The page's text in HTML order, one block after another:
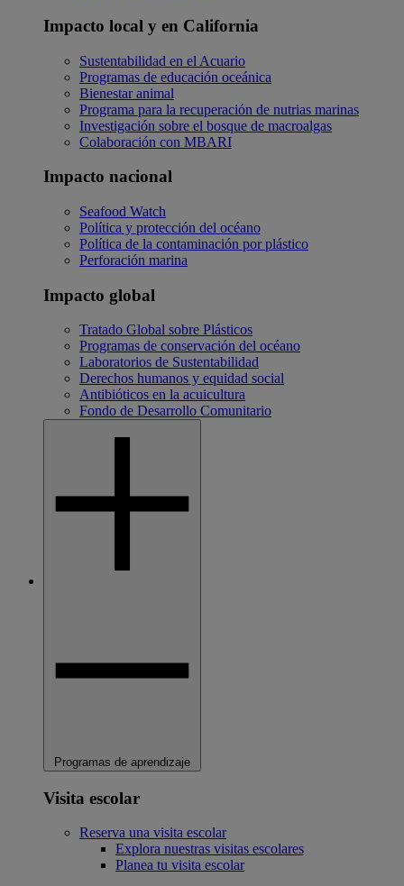
Impacto local y en California
Sustentabilidad en el Acuario
Programas de educación oceánica
Bienestar animal
Programa para la recuperación de nutrias marinas
Investigación sobre el bosque de macroalgas
Colaboración con MBARI
Impacto nacional
Seafood Watch
Política y protección del océano
Política de la contaminación por plástico
Perforación marina
Impacto global
Tratado Global sobre Plásticos
Programas de conservación del océano
Laboratorios de Sustentabilidad
Derechos humanos y equidad social
Antibióticos en la acuicultura
Fondo de Desarrollo Comunitario
Programas de aprendizaje
Visita escolar
Reserva una visita escolar
Explora nuestras visitas escolares
Planea tu visita escolar